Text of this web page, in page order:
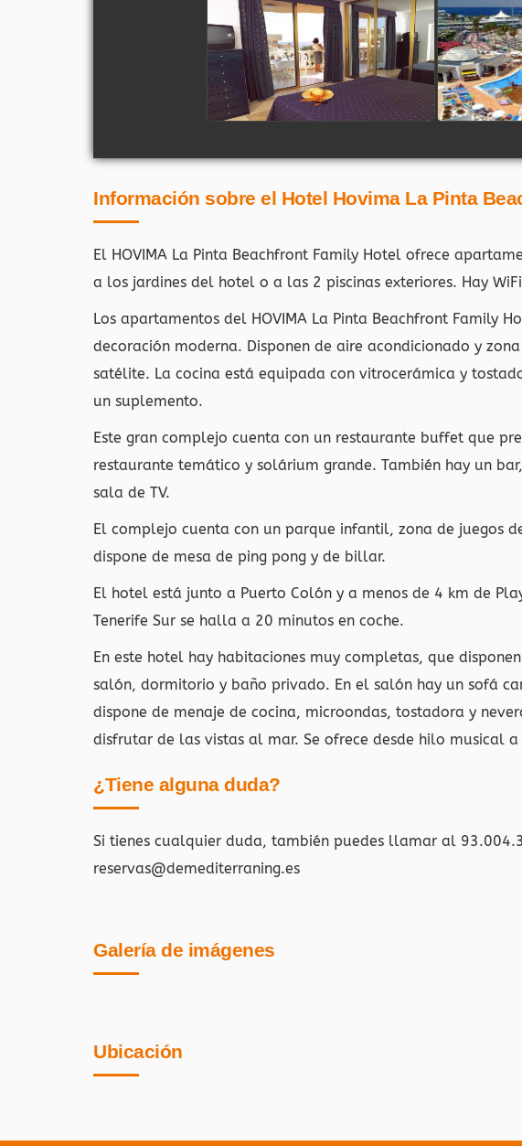
Información sobre el Hotel Hovima La Pinta
El HOVIMA La Pinta Beachfront Family Hotel ofrece
a los jardines del hotel o a las 2 piscinas exteriores. Hay
Los apartamentos del HOVIMA La Pinta Beachfront Family
decoración moderna. Disponen de aire acondicionado y
satélite. La cocina está equipada con vitrocerámica y
un suplemento.
Este gran complejo cuenta con un restaurante buffet que
restaurante temático y solárium grande. También hay un
sala de TV.
El complejo cuenta con un parque infantil, zona de juegos
dispone de mesa de ping pong y de billar.
El hotel está junto a Puerto Colón y a menos de 4 km de
Tenerife Sur se halla a 20 minutos en coche.
En este hotel hay habitaciones muy completas, que
salón, dormitorio y baño privado. En el salón hay un sofá
dispone de menaje de cocina, microondas, tostadora y
disfrutar de las vistas al mar. Se ofrece desde hilo musical
¿Tiene alguna duda?
Si tienes cualquier duda, también puedes llamar al
reservas@demediterraning.es
Galería de imágenes
Ubicación